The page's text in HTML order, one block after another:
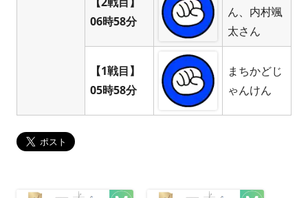
06時58分
ん、内村颯
太さん
【1戦目】
05時58分
まちかどじ
ゃんけん